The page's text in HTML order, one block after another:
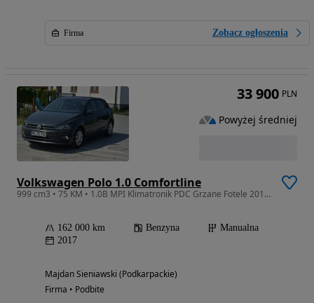
Firma Zobacz ogłoszenia
Volkswagen Polo 1.0 Comfortline
999 cm3 • 75 KM • 1.0B MPI Klimatronik PDC Grzane Fotele 2017r Sprowadzony
162 000 km Benzyna
Manualna
2017
Majdan Sieniawski (Podkarpackie)
Firma • Podbite
33 900 PLN
Powyżej średniej